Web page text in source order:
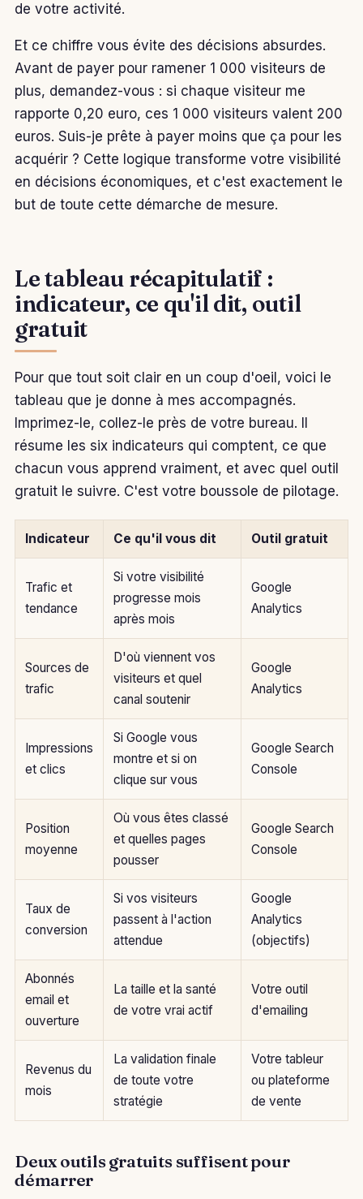
de votre activité.
Et ce chiffre vous évite des décisions absurdes.
Avant de payer pour ramener 1 000 visiteurs de
plus, demandez-vous : si chaque visiteur me
rapporte 0,20 euro, ces 1 000 visiteurs valent 200
euros. Suis-je prête à payer moins que ça pour les
acquérir ? Cette logique transforme votre visibilité
en décisions économiques, et c'est exactement le
but de toute cette démarche de mesure.
Le tableau récapitulatif :
indicateur, ce qu'il dit, outil
gratuit
Pour que tout soit clair en un coup d'oeil, voici le
tableau que je donne à mes accompagnés.
Imprimez-le, collez-le près de votre bureau. Il
résume les six indicateurs qui comptent, ce que
chacun vous apprend vraiment, et avec quel outil
gratuit le suivre. C'est votre boussole de pilotage.
Indicateur Ce qu'il vous dit Outil gratuit
Trafic et
tendance
Si votre visibilité
progresse mois
après mois
Google
Analytics
Sources de
trafic
D'où viennent vos
visiteurs et quel
canal soutenir
Google
Analytics
Impressions
et clics
Si Google vous
montre et si on
clique sur vous
Google Search
Console
Position
moyenne
Où vous êtes classé
et quelles pages
pousser
Google Search
Console
Taux de
conversion
Si vos visiteurs
passent à l'action
attendue
Google
Analytics
(objectifs)
Abonnés
email et
ouverture
La taille et la santé
de votre vrai actif
Votre outil
d'emailing
Revenus du
mois
La validation finale
de toute votre
stratégie
Votre tableur
ou plateforme
de vente
Deux outils gratuits suffisent pour
démarrer